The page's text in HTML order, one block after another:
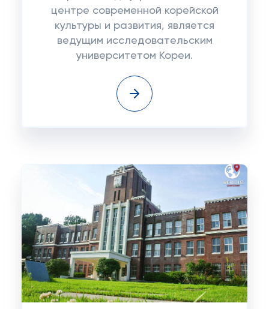
центре современной корейской
культуры и развития, является
ведущим исследовательским
университетом Кореи.